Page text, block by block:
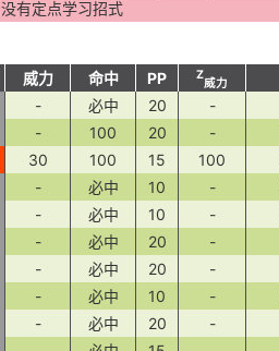
没有定点学习招式
威力 命中 PP Z
威力
- 必中 20 -
- 100 20 -
30 100 15 100
- 必中 10 -
- 必中 10 -
- 必中 20 -
- 必中 20 -
- 必中 10 -
- 必中 20 -